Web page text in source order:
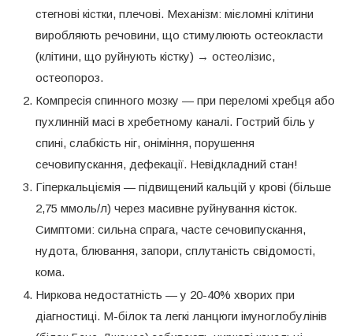
стегнові кістки, плечові. Механізм: мієломні клітини
виробляють речовини, що стимулюють остеокласти
(клітини, що руйнують кістку) → остеолізис,
остеопороз.
Компресія спинного мозку — при переломі хребця або
пухлинній масі в хребетному каналі. Гострий біль у
спині, слабкість ніг, оніміння, порушення
сечовипускання, дефекації. Невідкладний стан!
Гіперкальціємія — підвищений кальцій у крові (більше
2,75 ммоль/л) через масивне руйнування кісток.
Симптоми: сильна спрага, часте сечовипускання,
нудота, блювання, запори, сплутаність свідомості,
кома.
Ниркова недостатність — у 20-40% хворих при
діагностиці. М-білок та легкі ланцюги імуноглобулінів